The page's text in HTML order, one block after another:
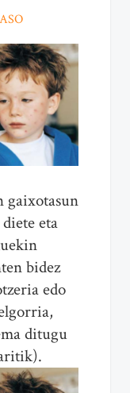
gaixotasun
eta
bidez
edo
ditugu